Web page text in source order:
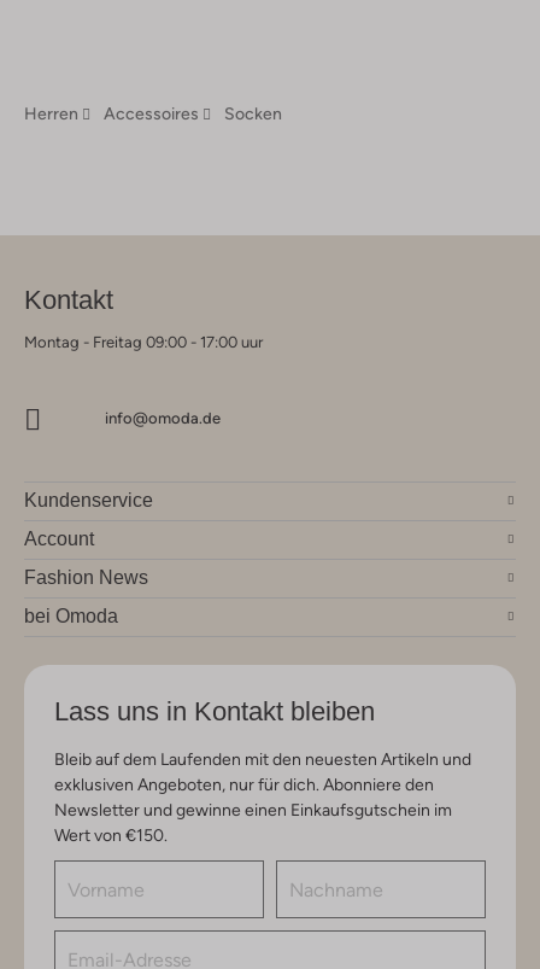
Herren Accessoires Socken
Kontakt
Montag - Freitag 09:00 - 17:00 uur
info@omoda.de
Kundenservice
Account
Fashion News
bei Omoda
Lass uns in Kontakt bleiben
Bleib auf dem Laufenden mit den neuesten Artikeln und
exklusiven Angeboten, nur für dich. Abonniere den
Newsletter und gewinne einen Einkaufsgutschein im
Wert von €150.